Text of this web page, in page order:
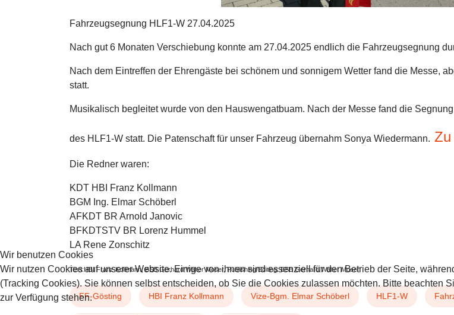
Fahrzeugsegnung HLF1-W 27.04.2025
Nach gut 6 Monaten Verschiebung konnte am 27.04.2025 endlich die Fahrzeugsegnung
Nach dem Eintreffen der Ehrengäste bei schönem und sonnigem Wetter fand die Messe,
statt.
Musikalisch begleitet wurde von den Hauswengatbuam. Nach der Messe fand die Segnung
des HLF1-W statt. Die Patenschaft für unser Fahrzeug übernahm Sonya Wiedermann. Zu
Die Redner waren:
KDT HBI Franz Kollmann
BGM Ing. Elmar Schöberl
AFKDT BR Arnold Janovic
BFKDTSTV BR Lorenz Hummel
LA Rene Zonschitz
Text:HBI Franz Kollmann, BSB Gerhard Walter Moser, Publishing/Editing: BSB Gerhard Walter Moser
FF-Gösting HBI Franz Kollmann Vize-Bgm. Elmar Schöberl HLF1-W
Wir benutzen Cookies
Wir nutzen Cookies auf unserer Website. Einige von ihnen sind essenziell für den Betrieb der Seite,
(Tracking Cookies). Sie können selbst entscheiden, ob Sie die Cookies zulassen möchten. Bitte
zur Verfügung stehen.